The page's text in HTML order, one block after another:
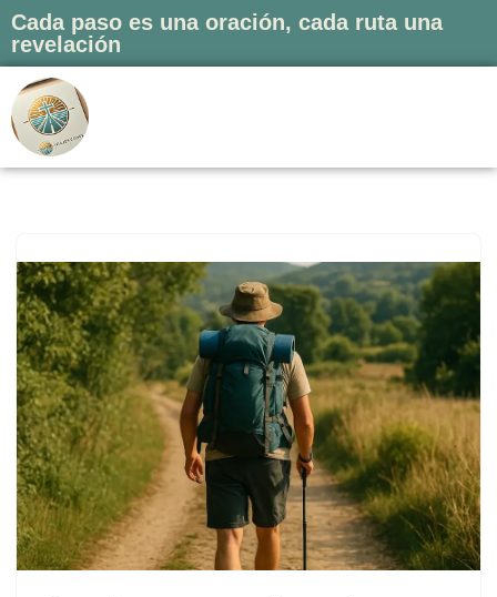
al
contenido
Cada paso es una oración, cada ruta una
revelación